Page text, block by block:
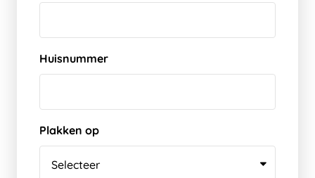
Huisnummer
Plakken op